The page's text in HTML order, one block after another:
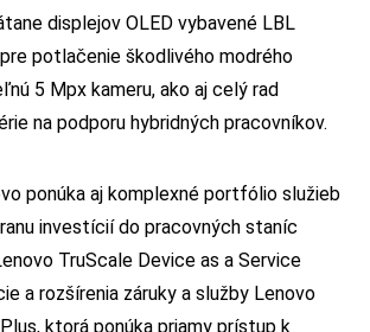
displejov OLED vybavené LBL
potlačenie škodlivého modrého
5 Mpx kameru, ako aj celý rad
na podporu hybridných pracovníkov.
ponúka aj komplexné portfólio služieb
investícií do pracovných staníc
TruScale Device as a Service
a rozšírenia záruky a služby Lenovo
ktorá ponúka priamy prístup k